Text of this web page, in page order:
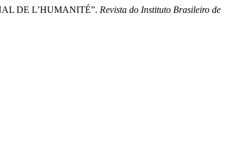
DE L’HUMANITÉ”. Revista do Instituto Brasileiro de